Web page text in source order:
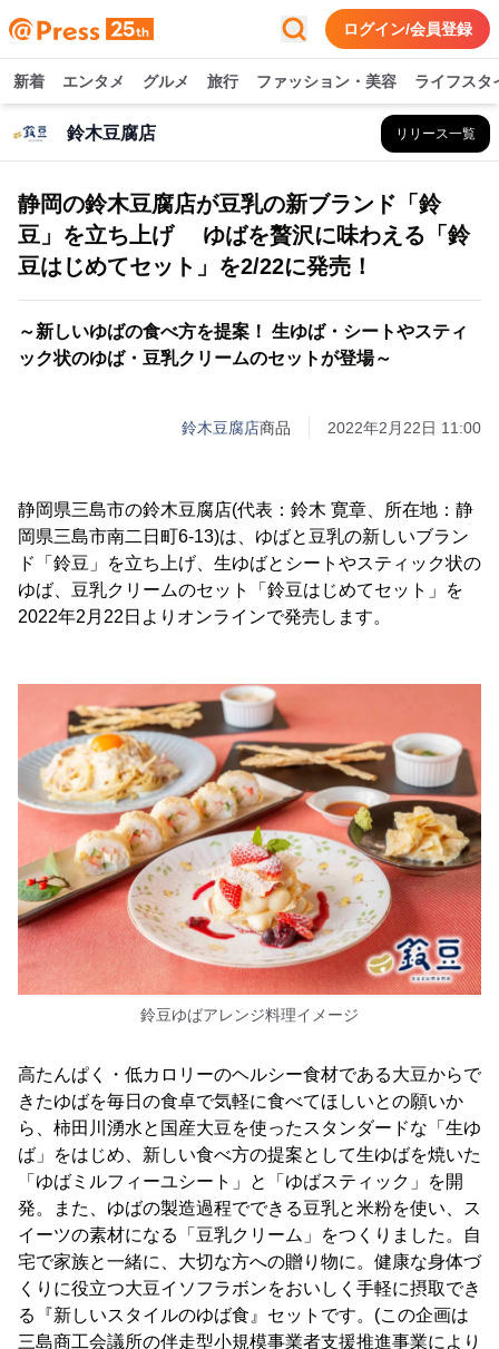
ログイン/会員登録
新着 エンタメ グルメ 旅行 ファッション・美容 ライフスタ
鈴木豆腐店 リリース一覧
静岡の鈴木豆腐店が豆乳の新ブランド「鈴
豆」を立ち上げ ゆばを贅沢に味わえる「鈴
豆はじめてセット」を2/22に発売！
～新しいゆばの食べ方を提案！ 生ゆば・シートやスティ
ック状のゆば・豆乳クリームのセットが登場～
鈴木豆腐店商品 2022年2月22日 11:00
静岡県三島市の鈴木豆腐店(代表：鈴木 寛章、所在地：静
岡県三島市南二日町6-13)は、ゆばと豆乳の新しいブラン
ド「鈴豆」を立ち上げ、生ゆばとシートやスティック状の
ゆば、豆乳クリームのセット「鈴豆はじめてセット」を
2022年2月22日よりオンラインで発売します。
鈴豆ゆばアレンジ料理イメージ
高たんぱく・低カロリーのヘルシー食材である大豆からで
きたゆばを毎日の食卓で気軽に食べてほしいとの願いか
ら、柿田川湧水と国産大豆を使ったスタンダードな「生ゆ
ば」をはじめ、新しい食べ方の提案として生ゆばを焼いた
「ゆばミルフィーユシート」と「ゆばスティック」を開
発。また、ゆばの製造過程でできる豆乳と米粉を使い、ス
イーツの素材になる「豆乳クリーム」をつくりました。自
宅で家族と一緒に、大切な方への贈り物に。健康な身体づ
くりに役立つ大豆イソフラボンをおいしく手軽に摂取でき
る『新しいスタイルのゆば食』セットです。(この企画は
三島商工会議所の伴走型小規模事業者支援推進事業により